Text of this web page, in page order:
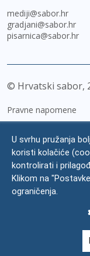
mediji@sabor.hr
gradjani@sabor.hr
pisarnica@sabor.hr
© Hrvatski sabor,
Pravne napomene
Zaštita osobnih
Impressum
Česta pitanja
U svrhu pružanja
koristi kolačiće
kontrolirati i
Klikom na
ograničenja.